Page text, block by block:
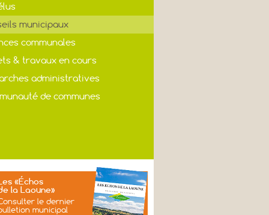
municipaux
communales
& travaux en cours
administratives
de communes
«Échos
la Laoune»
le dernier
municipal